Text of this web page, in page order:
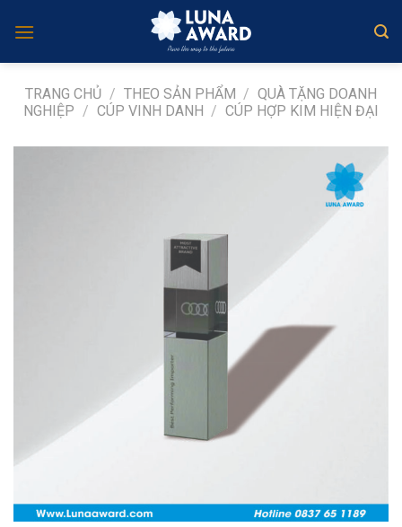
TRANG CHỦ / THEO SẢN PHẨM / QUÀ TẶNG DOANH
NGHIỆP / CÚP VINH DANH / CÚP HỢP KIM HIỆN ĐẠI